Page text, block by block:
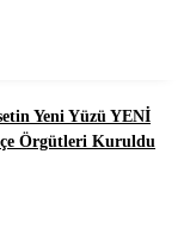
Yeni Yüzü YENİ
Örgütleri Kuruldu